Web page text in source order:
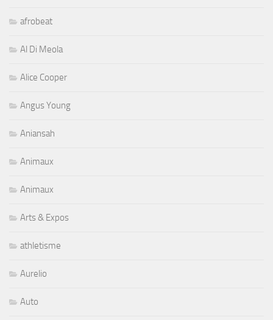
afrobeat
Al Di Meola
Alice Cooper
Angus Young
Aniansah
Animaux
Animaux
Arts & Expos
athletisme
Aurelio
Auto